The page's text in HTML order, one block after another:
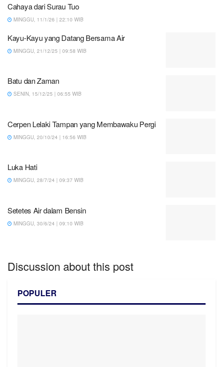
Cahaya dari Surau Tuo
MINGGU, 11/1/26 | 22:10 WIB
Kayu-Kayu yang Datang Bersama Air
MINGGU, 21/12/25 | 09:58 WIB
Batu dan Zaman
SENIN, 15/12/25 | 06:55 WIB
Cerpen Lelaki Tampan yang Membawaku Pergi
MINGGU, 20/10/24 | 16:56 WIB
Luka Hati
MINGGU, 28/7/24 | 09:37 WIB
Setetes Air dalam Bensin
MINGGU, 30/6/24 | 09:10 WIB
Discussion about this post
POPULER